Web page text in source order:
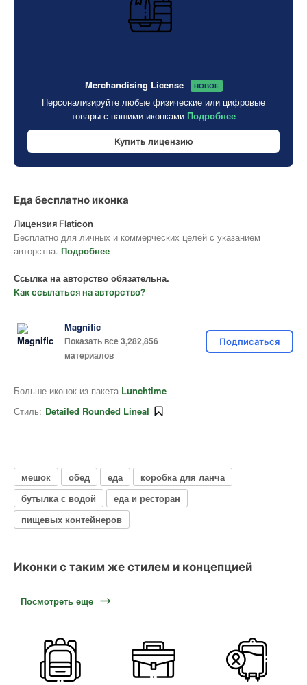
Merchandising License НОВОЕ
Персонализируйте любые физические или цифровые
товары с нашими иконками Подробнее
Купить лицензию
Еда бесплатно иконка
Лицензия Flaticon
Бесплатно для личных и коммерческих целей с указанием
авторства. Подробнее
Ссылка на авторство обязательна.
Как ссылаться на авторство?
Magnific
Показать все 3,282,856
материалов
Подписаться
Больше иконок из пакета Lunchtime
Стиль: Detailed Rounded Lineal
мешок обед еда
коробка для ланча
бутылка с водой
еда и ресторан
пищевых контейнеров
Иконки с таким же стилем и концепцией
Посмотреть еще